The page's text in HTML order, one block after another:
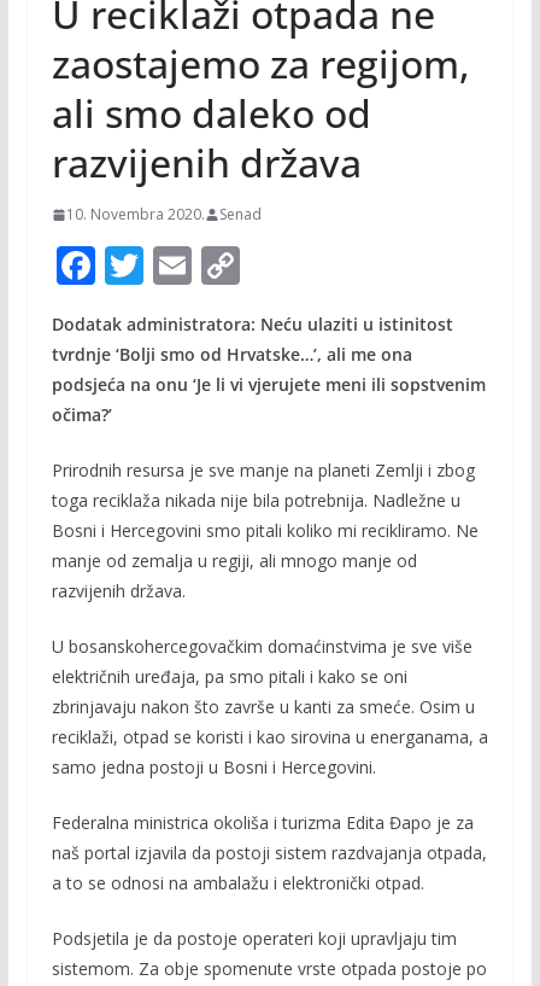
U reciklaži otpada ne
zaostajemo za regijom,
ali smo daleko od
razvijenih država
10. Novembra 2020. Senad
F
ac
e
b
o
o
k
T
w
itt
er
E
ai
l
C
p
y
n
k
Dodatak administratora: Neću ulaziti u istinitost
tvrdnje ‘Bolji smo od Hrvatske…’, ali me ona
podsjeća na onu ‘Je li vi vjerujete meni ili sopstvenim
očima?’
Prirodnih resursa je sve manje na planeti Zemlji i zbog
toga reciklaža nikada nije bila potrebnija. Nadležne u
Bosni i Hercegovini smo pitali koliko mi recikliramo. Ne
manje od zemalja u regiji, ali mnogo manje od
razvijenih država.
U bosanskohercegovačkim domaćinstvima je sve više
električnih uređaja, pa smo pitali i kako se oni
zbrinjavaju nakon što završe u kanti za smeće. Osim u
reciklaži, otpad se koristi i kao sirovina u energanama, a
samo jedna postoji u Bosni i Hercegovini.
Federalna ministrica okoliša i turizma Edita Đapo je za
naš portal izjavila da postoji sistem razdvajanja otpada,
a to se odnosi na ambalažu i elektronički otpad.
Podsjetila je da postoje operateri koji upravljaju tim
sistemom. Za obje spomenute vrste otpada postoje po